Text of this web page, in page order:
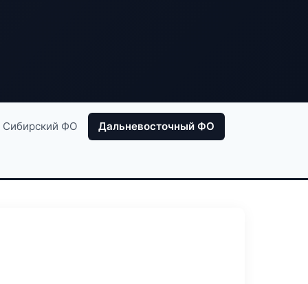
Сибирский ФО Дальневосточный ФО